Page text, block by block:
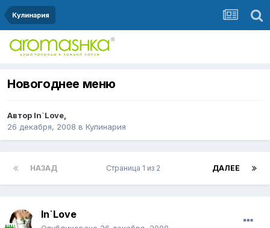
Кулинария
Новогоднее меню
Автор In`Love,
26 декабря, 2008 в Кулинария
НАЗАД ДАЛЕЕ
Страница 1 из 2
In`Love